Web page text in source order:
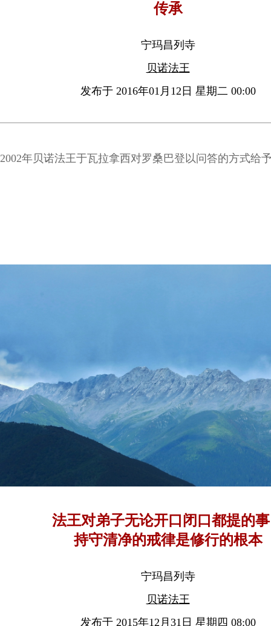
传承
宁玛昌列寺
贝诺法王
发布于 2016年01月12日 星期二 00:00
2002年贝诺法王于瓦拉拿西对罗桑巴登以问答的方式给
法王对弟子无论开口闭口都提的
持守清净的戒律是修行的根本
宁玛昌列寺
贝诺法王
发布于 2015年12月31日 星期四 08:00